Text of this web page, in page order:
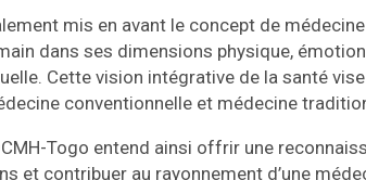
mis en avant le concept de
dans ses dimensions physique,
Cette vision intégrative de la santé
conventionnelle et médecine
Togo entend ainsi offrir une
et contribuer au rayonnement d’une